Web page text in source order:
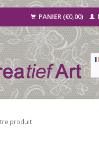
PANIER (€0,00)